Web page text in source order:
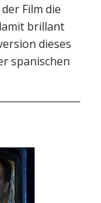
Film die
brillant
dieses
spanischen